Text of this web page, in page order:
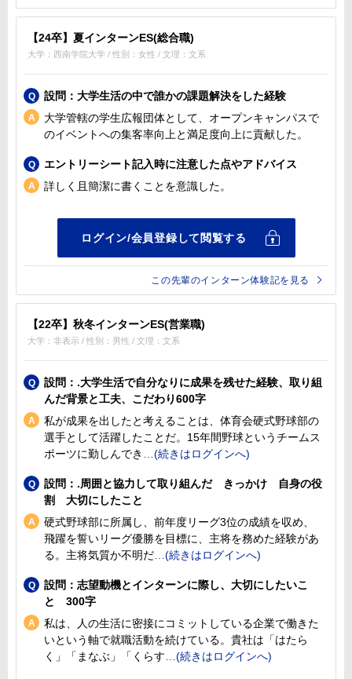
【24卒】夏インターンES(総合職)
大学：西南学院大学 / 性別：女性 / 文理：文系
設問：大学生活の中で誰かの課題解決をした経験
大学管轄の学生広報団体として、オープンキャンパスで
のイベントへの集客率向上と満足度向上に貢献した。
エントリーシート記入時に注意した点やアドバイス
詳しく且簡潔に書くことを意識した。
この先輩のインターン体験記を見る
【22卒】秋冬インターンES(営業職)
大学：非表示 / 性別：男性 / 文理：文系
設問：.大学生活で自分なりに成果を残せた経験、取り組
んだ背景と工夫、こだわり600字
私が成果を出したと考えることは、体育会硬式野球部の
選手として活躍したことだ。15年間野球というチームス
ポーツに勤しんでき
設問：.周囲と協力して取り組んだ きっかけ 自身の役
割 大切にしたこと
硬式野球部に所属し、前年度リーグ3位の成績を収め、
飛躍を誓いリーグ優勝を目標に、主将を務めた経験があ
る。主将気質か不明だ
設問：志望動機とインターンに際し、大切にしたいこ
と 300字
私は、人の生活に密接にコミットしている企業で働きた
いという軸で就職活動を続けている。貴社は「はたら
く」「まなぶ」「くらす